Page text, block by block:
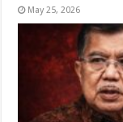
May 25, 2026